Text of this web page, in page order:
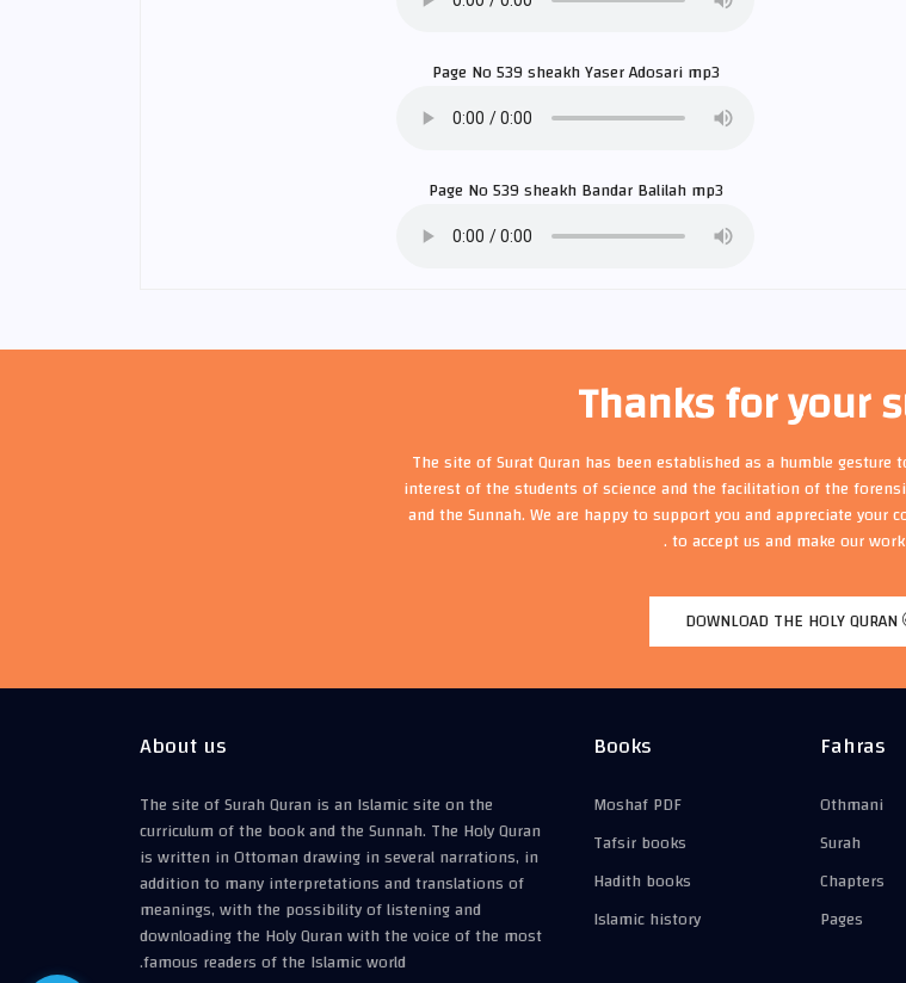
Page No 539 sheakhYaser Adosarimp3
Page No 539 sheakhBandar Balilahmp3
Thanks for your
The site of Surat Quran has been established as a humble gesture
interest of the students of science and the facilitation of the
and the Sunnah. We are happy to support you and appreciate your
to accept us and make our work
DOWNLOAD THE HOLY QURAN
Fahras
Othmani
Surah
Chapters
Pages
Books
Moshaf PDF
Tafsir books
Hadith books
Islamic history
About us
The site of Surah Quran is an Islamic site on the
curriculum of the book and the Sunnah. The Holy Quran
is written in Ottoman drawing in several narrations, in
addition to many interpretations and translations of
meanings, with the possibility of listening and
downloading the Holy Quran with the voice of the most
famous readers of the Islamic world.